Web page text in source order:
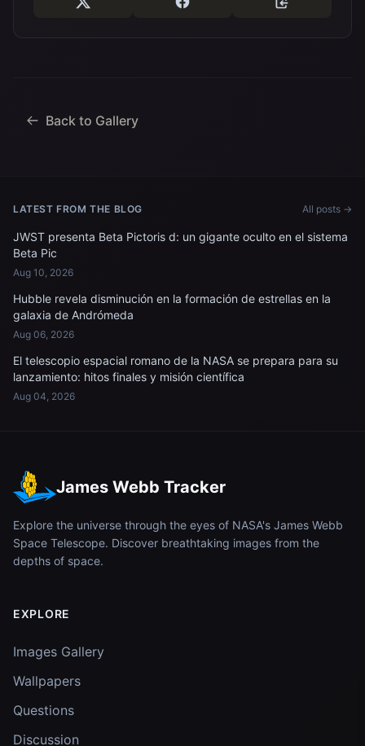
Back to Gallery
LATEST FROM THE BLOG All posts →
JWST presenta Beta Pictoris d: un gigante oculto en el sistema
Beta Pic
Aug 10, 2026
Hubble revela disminución en la formación de estrellas en la
galaxia de Andrómeda
Aug 06, 2026
El telescopio espacial romano de la NASA se prepara para su
lanzamiento: hitos finales y misión científica
Aug 04, 2026
James Webb Tracker
Explore the universe through the eyes of NASA's James Webb
Space Telescope. Discover breathtaking images from the
depths of space.
EXPLORE
Images Gallery
Wallpapers
Questions
Discussion